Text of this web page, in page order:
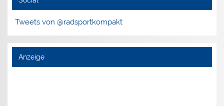
Tweets von @radsportkompakt
Anzeige